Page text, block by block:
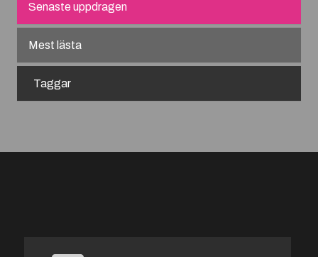
Senaste uppdragen
Mest lästa
Taggar